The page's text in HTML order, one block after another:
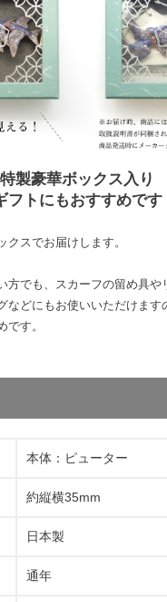
特製豪華ボックス入り
フトにもおすすめです
クスでお届けします。
方でも、スカーフの留め具や
などにもお使いいただけます
です。
本体：ピューター
約縦横35mm
日本製
通年